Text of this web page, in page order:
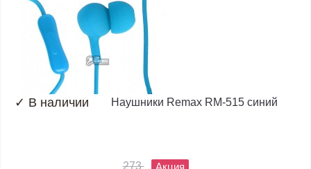
✓ В наличии Наушники Remax RM-515 синий
273 Акция